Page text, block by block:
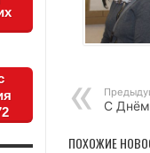
С
ПОХОЖИЕ